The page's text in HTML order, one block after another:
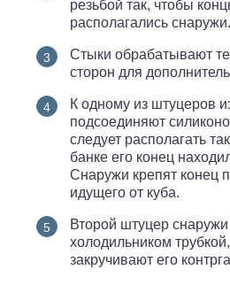
резьбой так, чтобы
располагались снаружи.
Стыки обрабатывают
сторон для
К одному из штуцеров
подсоединяют
следует располагать
банке его конец
Снаружи крепят конец
идущего от куба.
Второй штуцер
холодильником
закручивают его